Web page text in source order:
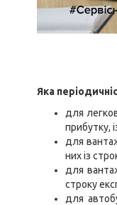
Яка
для
прибутку,
для
них із
для
строку
для